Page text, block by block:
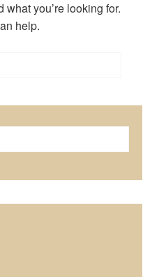
what you’re looking for.
help.